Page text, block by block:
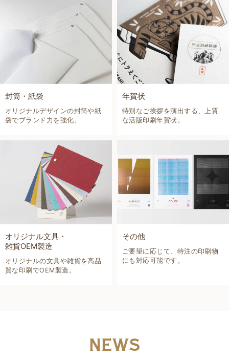
封筒・紙袋
オリジナルデザインの封筒や紙
袋でブランド力を強化。
年賀状
特別なご挨拶を演出する、上質
な活版印刷年賀状。
オリジナル文具・
雑貨OEM製造
オリジナルの文具や雑貨を高品
質な印刷でOEM製造。
その他
ご要望に応じて、特注の印刷物
にも対応可能です。
NEWS